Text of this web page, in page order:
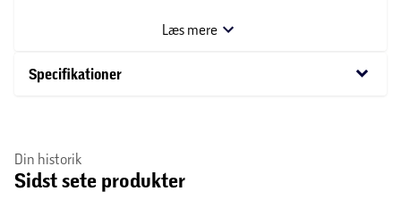
budskab er plakaten ideel som en sjov og charmerende
Læs mere
Specifikationer keyboard_arrow_down
Din historik
Sidst sete produkter